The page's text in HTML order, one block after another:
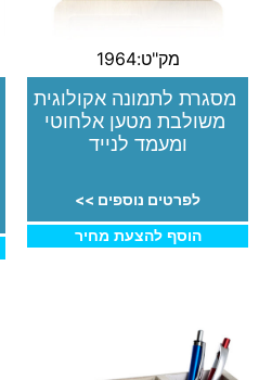
מק"ט:1964
מסגרת לתמונה אקולוגית
משולבת מטען אלחוטי
ומעמד לנייד
לפרטים נוספים >>
הוסף להצעת מחיר